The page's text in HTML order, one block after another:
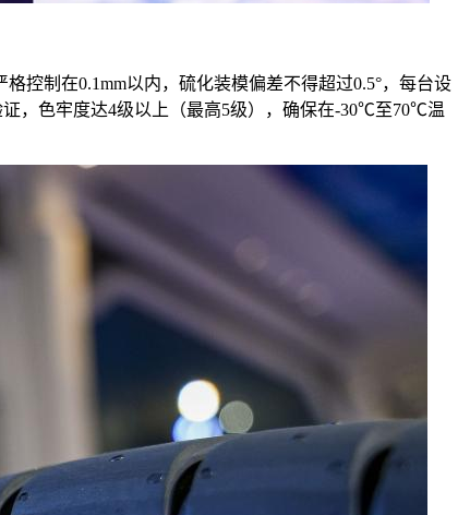
控制在0.1mm以内，硫化装模偏差不得超过0.5°，每台设
，色牢度达4级以上（最高5级），确保在-30℃至70℃温